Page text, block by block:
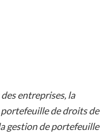
entreprises, la
portefeuille de droits de
gestion de portefeuille